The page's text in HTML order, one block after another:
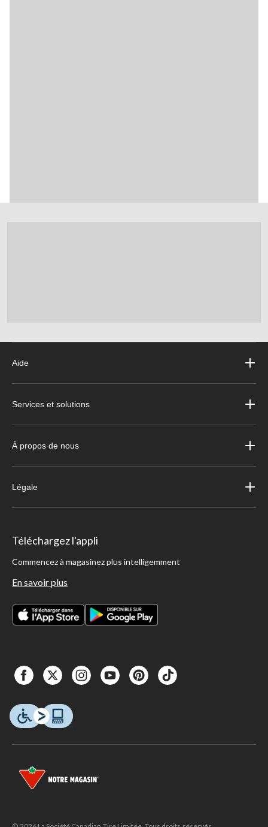
Aide
Services et solutions
À propos de nous
Légale
Téléchargez l'appli
Commencez à magasinez plus intelligemment
En savoir plus